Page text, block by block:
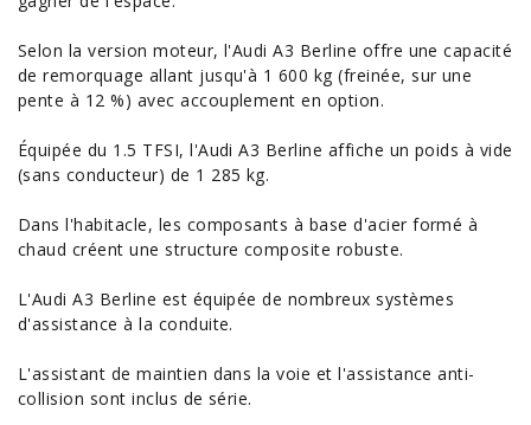
Selon la version moteur, l'Audi A3 Berline offre une capacité
de remorquage allant jusqu'à 1 600 kg (freinée, sur une
pente à 12 %) avec accouplement en option.
Équipée du 1.5 TFSI, l'Audi A3 Berline affiche un poids à vide
(sans conducteur) de 1 285 kg.
Dans l'habitacle, les composants à base d'acier formé à
chaud créent une structure composite robuste.
L'Audi A3 Berline est équipée de nombreux systèmes
d'assistance à la conduite.
L'assistant de maintien dans la voie et l'assistance anti-
collision sont inclus de série.